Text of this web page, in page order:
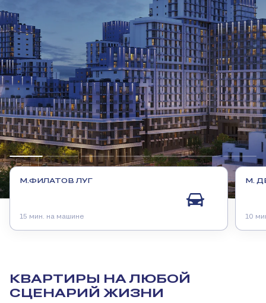
М.ФИЛАТОВ ЛУГ
15 мин. на машине
М.
10
КВАРТИРЫ НА ЛЮБОЙ
СЦЕНАРИЙ ЖИЗНИ